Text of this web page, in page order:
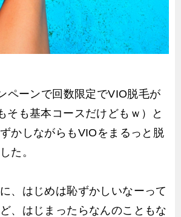
ペーンで回数限定でVIO脱毛が
そも基本コースだけどもｗ）と
かしながらもVIOをまるっと脱
た。
、はじめは恥ずかしいなーって
、はじまったらなんのこともな